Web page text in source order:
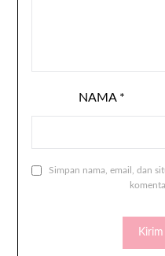
NAMA *
Simpan nama, email, dan